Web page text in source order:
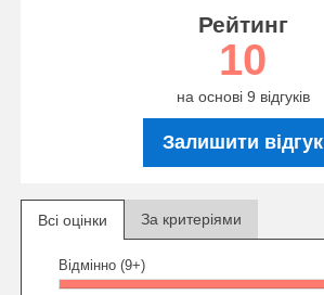
Рейтинг
10
на основі 9 відгуків
Залишити відгук
Всі оцінки За критеріями
Відмінно (9+)